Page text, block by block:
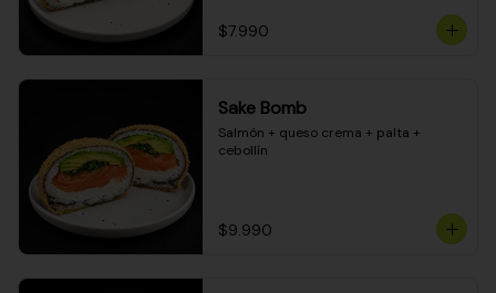
$7.990
Sake Bomb
Salmón + queso crema + palta +
cebollín
$9.990